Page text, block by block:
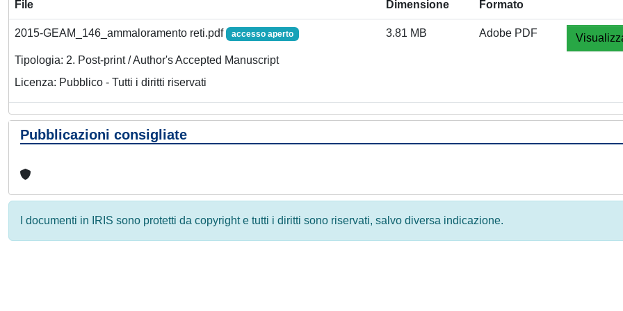
File Dimensione Formato
2015-GEAM_146_ammaloramento reti.pdf accesso aperto
Tipologia: 2. Post-print / Author's Accepted Manuscript
Licenza: Pubblico - Tutti i diritti riservati
3.81 MB Adobe PDF
Pubblicazioni consigliate
I documenti in IRIS sono protetti da copyright e tutti i diritti sono riservati, salvo diversa indicazione.